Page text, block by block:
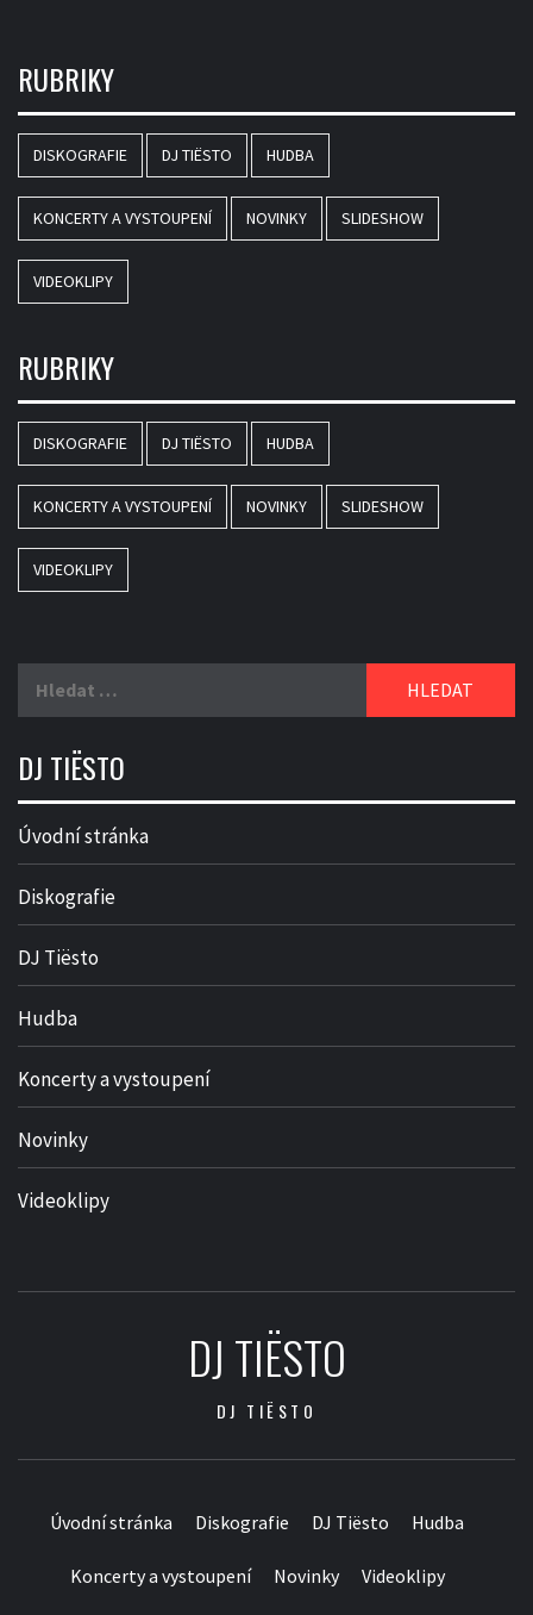
RUBRIKY
DISKOGRAFIE DJ TIËSTO HUDBA
KONCERTY A VYSTOUPENÍ NOVINKY SLIDESHOW
VIDEOKLIPY
RUBRIKY
DISKOGRAFIE DJ TIËSTO HUDBA
KONCERTY A VYSTOUPENÍ NOVINKY SLIDESHOW
VIDEOKLIPY
DJ TIËSTO
Úvodní stránka
Diskografie
DJ Tiësto
Hudba
Koncerty a vystoupení
Novinky
Videoklipy
DJ TIËSTO
DJ TIËSTO
Úvodní stránka Diskografie DJ Tiësto Hudba
Koncerty a vystoupení Novinky Videoklipy